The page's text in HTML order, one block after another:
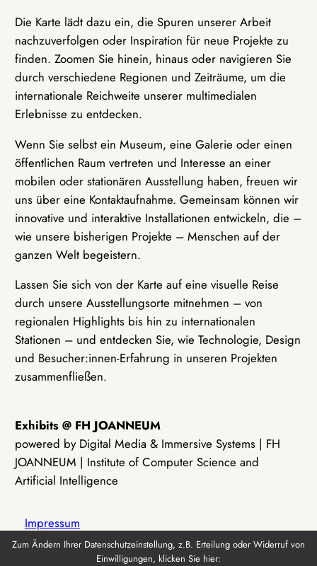
Die Karte lädt dazu ein, die Spuren unserer Arbeit
nachzuverfolgen oder Inspiration für neue Projekte zu
finden. Zoomen Sie hinein, hinaus oder navigieren Sie
durch verschiedene Regionen und Zeiträume, um die
internationale Reichweite unserer multimedialen
Erlebnisse zu entdecken.
Wenn Sie selbst ein Museum, eine Galerie oder einen
öffentlichen Raum vertreten und Interesse an einer
mobilen oder stationären Ausstellung haben, freuen wir
uns über eine Kontaktaufnahme. Gemeinsam können wir
innovative und interaktive Installationen entwickeln, die –
wie unsere bisherigen Projekte – Menschen auf der
ganzen Welt begeistern.
Lassen Sie sich von der Karte auf eine visuelle Reise
durch unsere Ausstellungsorte mitnehmen – von
regionalen Highlights bis hin zu internationalen
Stationen – und entdecken Sie, wie Technologie, Design
und Besucher:innen-Erfahrung in unseren Projekten
zusammenfließen.
Exhibits @ FH JOANNEUM
powered by Digital Media & Immersive Systems | FH
JOANNEUM | Institute of Computer Science and
Artificial Intelligence
Impressum
Zum Ändern Ihrer Datenschutzeinstellung, z.B. Erteilung oder Widerruf von
Einwilligungen, klicken Sie hier: